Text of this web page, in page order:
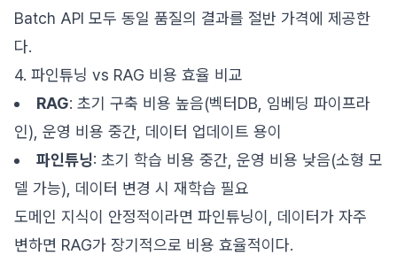
Batch API 모두 동일 품질의 결과를 절반 가격에 제공한
다.
4. 파인튜닝 vs RAG 비용 효율 비교
RAG: 초기 구축 비용 높음(벡터DB, 임베딩 파이프라
인), 운영 비용 중간, 데이터 업데이트 용이
파인튜닝: 초기 학습 비용 중간, 운영 비용 낮음(소형 모
델 가능), 데이터 변경 시 재학습 필요
도메인 지식이 안정적이라면 파인튜닝이, 데이터가 자주
변하면 RAG가 장기적으로 비용 효율적이다.